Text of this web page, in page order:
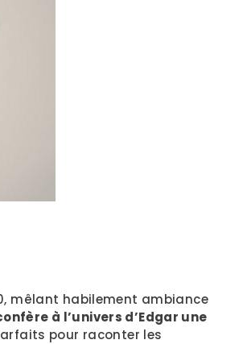
mêlant habilement ambiance
à l’univers d’Edgar une
pour raconter les